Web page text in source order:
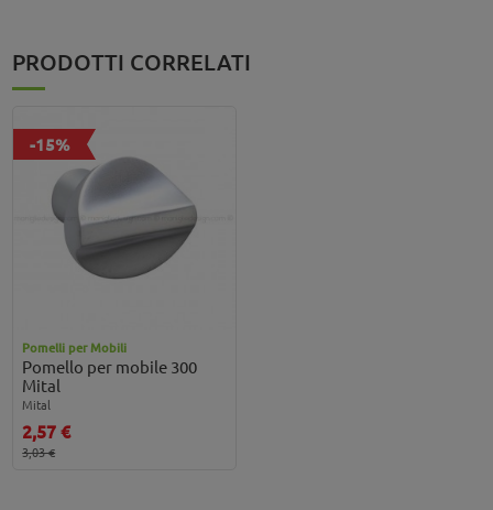
PRODOTTI CORRELATI
-15%
Pomelli per Mobili
Pomello per mobile 300
Mital
Mital
2,57 €
3,03 €